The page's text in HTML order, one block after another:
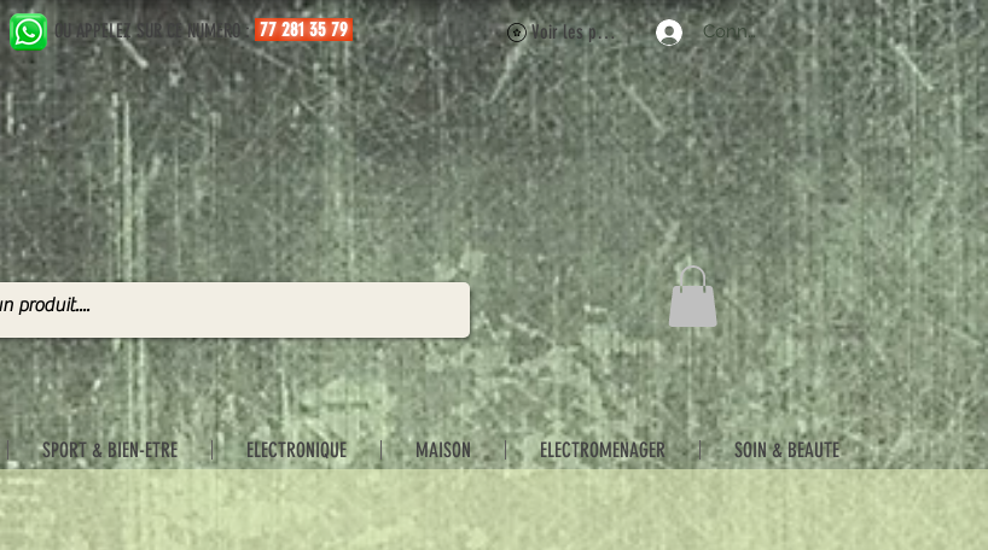
Voir les points Connexion
OU APPELEZ SUR CE NUMERO : 77 281 35 79
SPORT & BIEN-ETRE ELECTRONIQUE MAISON ELECTROMENAGER SOIN & BEAUTE